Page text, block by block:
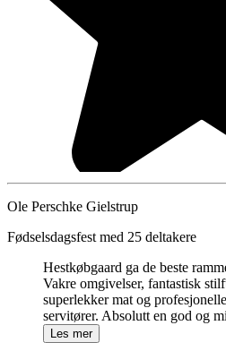
Ole Perschke Gielstrup
Fødselsdagsfest med 25 deltakere
Hestkøbgaard ga de beste
Vakre omgivelser, fantastisk
superlekker mat og
servitører. Absolutt en god og
Les mer